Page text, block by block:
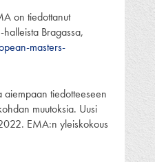
on tiedottanut
Bragassa,
masters-
aiempaan tiedotteeseen
muutoksia. Uusi
EMA:n yleiskokous